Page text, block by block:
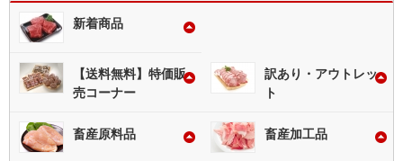
新着商品
【送料無料】特価販
売コーナー
訳あり・アウトレッ
ト
畜産原料品 畜産加工品